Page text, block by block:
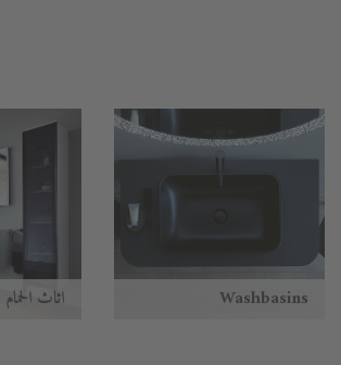
Washbasins أثاث الحمام